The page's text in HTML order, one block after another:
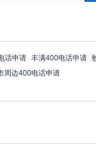
话申请 丰满400电话申请
周边400电话申请